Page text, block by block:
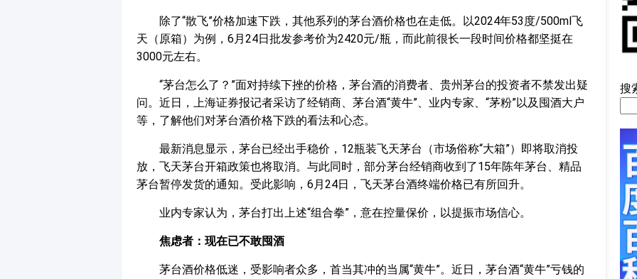
除了“散飞”价格加速下跌，其他系列的茅台酒价格也在走低。以2024年53度/500ml飞
天（原箱）为例，6月24日批发参考价为2420元/瓶，而此前很长一段时间价格都坚挺在
3000元左右。
“茅台怎么了？”面对持续下挫的价格，茅台酒的消费者、贵州茅台的投资者不禁发出疑
问。近日，上海证券报记者采访了经销商、茅台酒“黄牛”、业内专家、“茅粉”以及囤酒大户
等，了解他们对茅台酒价格下跌的看法和心态。
最新消息显示，茅台已经出手稳价，12瓶装飞天茅台（市场俗称“大箱”）即将取消投
放，飞天茅台开箱政策也将取消。与此同时，部分茅台经销商收到了15年陈年茅台、精品
茅台暂停发货的通知。受此影响，6月24日，飞天茅台酒终端价格已有所回升。
业内专家认为，茅台打出上述“组合拳”，意在控量保价，以提振市场信心。
焦虑者：现在已不敢囤酒
茅台酒价格低迷，受影响者众多，首当其冲的当属“黄牛”。近日，茅台酒“黄牛”亏钱的
搜